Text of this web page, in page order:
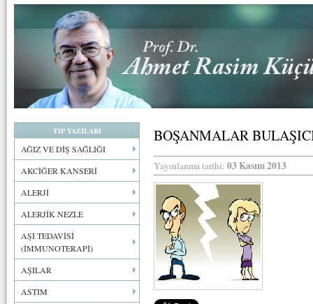
TIP YAZILARI
AĞIZ VE DİŞ SAĞLIĞI
AKCİĞER KANSERİ
ALERJİ
ALERJİK NEZLE
AŞI TEDAVİSİ
(İMMUNOTERAPİ)
AŞILAR
ASTIM
BOŞANMALAR
Yayınlanma tarihi: 03 Kasım 2013